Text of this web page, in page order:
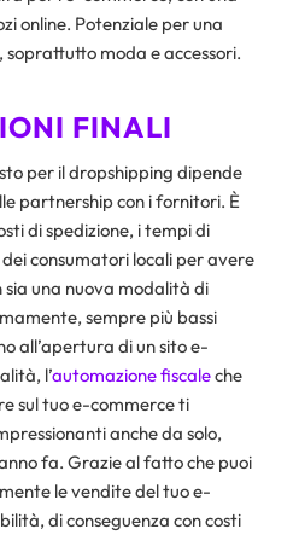
online. Potenziale per una
moda e accessori.
FINALI
per il dropshipping dipende
partnership con i fornitori. È
di spedizione, i tempi di
consumatori locali per avere
sia una nuova modalità di
sempre più bassi
all’apertura di un sito e-
l’automazione fiscaleche
sul tuo e-commerce ti
anche da solo,
fa. Grazie al fatto che puoi
le vendite del tuo e-
di conseguenza con costi